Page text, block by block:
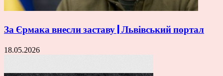
За Єрмака внесли заставу | Львівський портал
18.05.2026